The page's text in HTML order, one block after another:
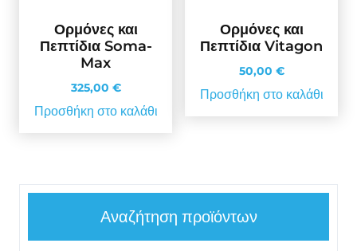
Ορμόνες και
Πεπτίδια Soma-
Max
325,00 €
Προσθήκη στο καλάθι
Ορμόνες και
Πεπτίδια Vitagon
50,00 €
Προσθήκη στο καλάθι
Αναζήτηση προϊόντων